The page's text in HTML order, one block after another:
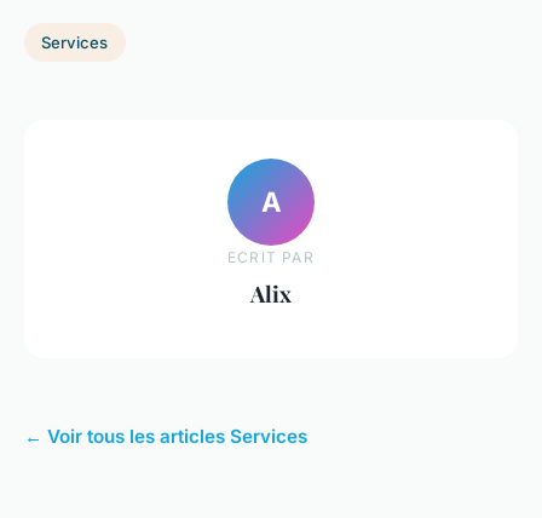
Services
A
ECRIT PAR
Alix
← Voir tous les articles Services